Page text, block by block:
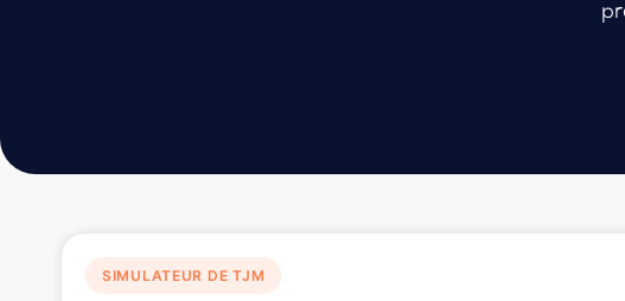
SIMULATEUR DE TJM